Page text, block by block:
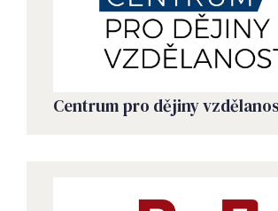
Centrum pro dějiny